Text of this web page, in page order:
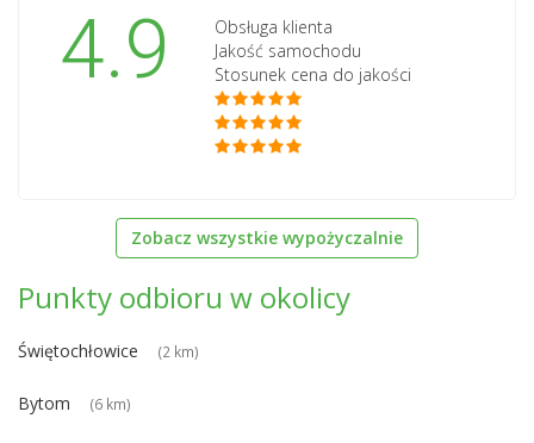
4.9
Obsługa klienta
Jakość samochodu
Stosunek cena do jakości
Zobacz wszystkie wypożyczalnie
Punkty odbioru w okolicy
Świętochłowice (2 km)
Bytom (6 km)